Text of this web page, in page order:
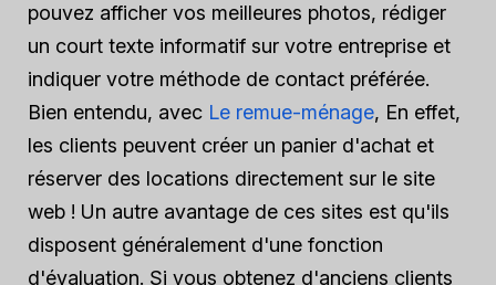
pouvez afficher vos meilleures photos, rédiger
un court texte informatif sur votre entreprise et
indiquer votre méthode de contact préférée.
Bien entendu, avec Le remue-ménage, En effet,
les clients peuvent créer un panier d'achat et
réserver des locations directement sur le site
web ! Un autre avantage de ces sites est qu'ils
disposent généralement d'une fonction
d'évaluation. Si vous obtenez d'anciens clients